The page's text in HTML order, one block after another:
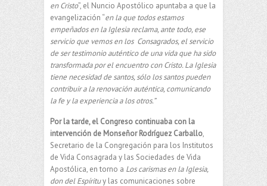
en Cristo”, el Nuncio Apostólico apuntaba a que la
evangelización “en la que todos estamos
empeñados en la Iglesia reclama, ante todo,ese
servicio que vemos en los Consagrados, el servicio
de ser testimonio auténtico de una vida que ha sido
transformada por el encuentro con Cristo. La Iglesia
tiene necesidad de santos, sólo los santos pueden
contribuir a la renovación auténtica,comunicando
la fe y la experiencia a los otros.”
Por la tarde, el Congreso continuaba con la
intervención de Monseñor Rodríguez Carballo,
Secretario de la Congregación para los Institutos
de Vida Consagrada y las Sociedades de Vida
Apostólica, en torno a Los carismas en la Iglesia,
don del Espírituy las comunicaciones sobre